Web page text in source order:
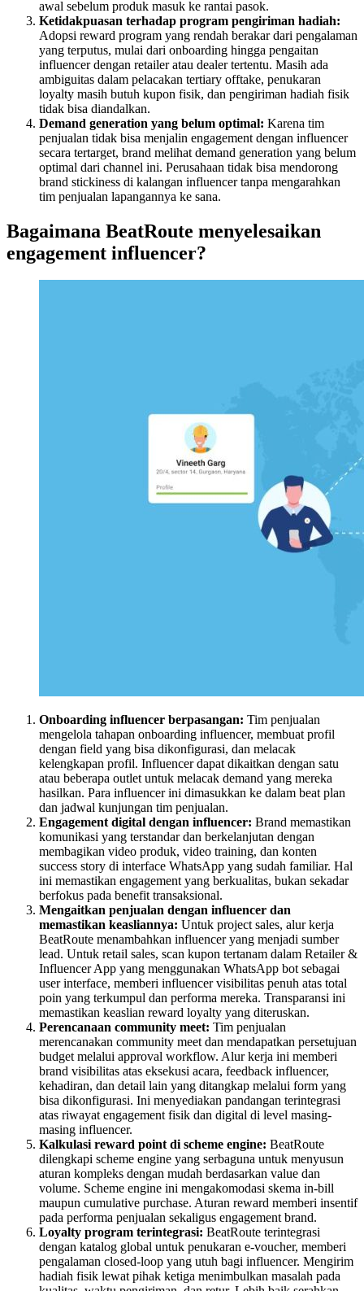
awal sebelum produk masuk ke rantai pasok.
Ketidakpuasan terhadap program pengiriman hadiah:
Adopsi reward program yang rendah berakar dari pengalaman
yang terputus, mulai dari onboarding hingga pengaitan
influencer dengan retailer atau dealer tertentu. Masih ada
ambiguitas dalam pelacakan tertiary offtake, penukaran
loyalty masih butuh kupon fisik, dan pengiriman hadiah fisik
tidak bisa diandalkan.
Demand generation yang belum optimal: Karena tim
penjualan tidak bisa menjalin engagement dengan influencer
secara tertarget, brand melihat demand generation yang belum
optimal dari channel ini. Perusahaan tidak bisa mendorong
brand stickiness di kalangan influencer tanpa mengarahkan
tim penjualan lapangannya ke sana.
Bagaimana BeatRoute menyelesaikan
engagement influencer?
Onboarding influencer berpasangan: Tim penjualan
mengelola tahapan onboarding influencer, membuat profil
dengan field yang bisa dikonfigurasi, dan melacak
kelengkapan profil. Influencer dapat dikaitkan dengan satu
atau beberapa outlet untuk melacak demand yang mereka
hasilkan. Para influencer ini dimasukkan ke dalam beat plan
dan jadwal kunjungan tim penjualan.
Engagement digital dengan influencer: Brand memastikan
komunikasi yang terstandar dan berkelanjutan dengan
membagikan video produk, video training, dan konten
success story di interface WhatsApp yang sudah familiar. Hal
ini memastikan engagement yang berkualitas, bukan sekadar
berfokus pada benefit transaksional.
Mengaitkan penjualan dengan influencer dan
memastikan keasliannya: Untuk project sales, alur kerja
BeatRoute menambahkan influencer yang menjadi sumber
lead. Untuk retail sales, scan kupon tertanam dalam Retailer &
Influencer App yang menggunakan WhatsApp bot sebagai
user interface, memberi influencer visibilitas penuh atas total
poin yang terkumpul dan performa mereka. Transparansi ini
memastikan keaslian reward loyalty yang diteruskan.
Perencanaan community meet: Tim penjualan
merencanakan community meet dan mendapatkan persetujuan
budget melalui approval workflow. Alur kerja ini memberi
brand visibilitas atas eksekusi acara, feedback influencer,
kehadiran, dan detail lain yang ditangkap melalui form yang
bisa dikonfigurasi. Ini menyediakan pandangan terintegrasi
atas riwayat engagement fisik dan digital di level masing-
masing influencer.
Kalkulasi reward point di scheme engine: BeatRoute
dilengkapi scheme engine yang serbaguna untuk menyusun
aturan kompleks dengan mudah berdasarkan value dan
volume. Scheme engine ini mengakomodasi skema in-bill
maupun cumulative purchase. Aturan reward memberi insentif
pada performa penjualan sekaligus engagement brand.
Loyalty program terintegrasi: BeatRoute terintegrasi
dengan katalog global untuk penukaran e-voucher, memberi
pengalaman closed-loop yang utuh bagi influencer. Mengirim
hadiah fisik lewat pihak ketiga menimbulkan masalah pada